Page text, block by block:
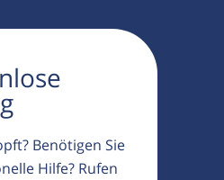
Benötigen Sie
Hilfe? Rufen